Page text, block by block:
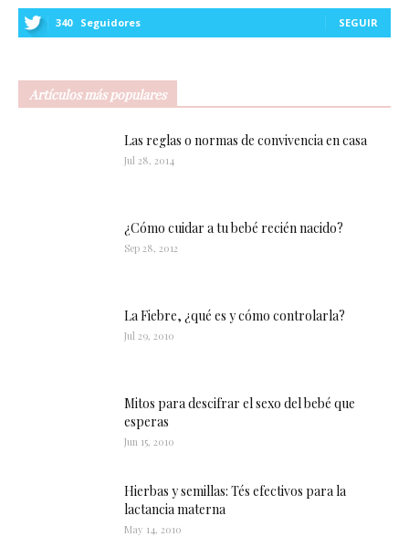
340 Seguidores SEGUIR
Artículos más populares
Las reglas o normas de convivencia en casa
Jul 28, 2014
¿Cómo cuidar a tu bebé recién nacido?
Sep 28, 2012
La Fiebre, ¿qué es y cómo controlarla?
Jul 29, 2010
Mitos para descifrar el sexo del bebé que
esperas
Jun 15, 2010
Hierbas y semillas: Tés efectivos para la
lactancia materna
May 14, 2010